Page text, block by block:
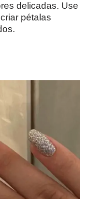
delicadas. Use
pétalas